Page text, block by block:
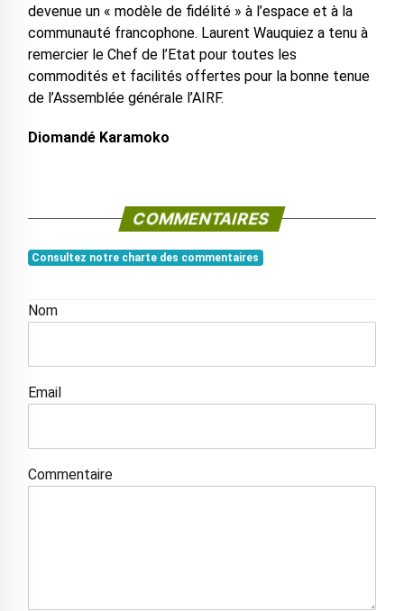
devenue un « modèle de fidélité » à l’espace et à la
communauté francophone. Laurent Wauquiez a tenu à
remercier le Chef de l’Etat pour toutes les
commodités et facilités offertes pour la bonne tenue
de l’Assemblée générale l’AIRF.
Diomandé Karamoko
COMMENTAIRES
Consultez notre charte des commentaires
Nom
Email
Commentaire